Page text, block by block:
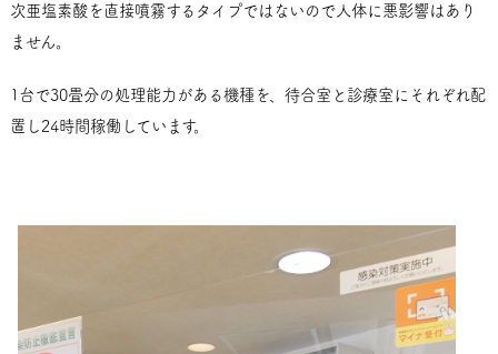
次亜塩素酸を直接噴霧するタイプではないので人体に悪影響はあり
ません。
1台で30畳分の処理能力がある機種を、待合室と診療室にそれぞれ配
置し24時間稼働しています。